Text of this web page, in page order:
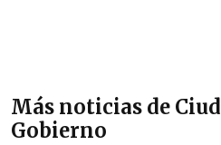
Más noticias de
Gobierno